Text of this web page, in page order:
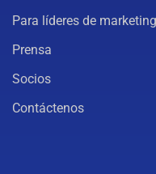
Para líderes de marketing
Prensa
Socios
Contáctenos